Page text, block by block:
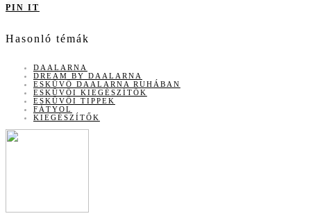
PIN IT
Hasonló témák
DAALARNA
DREAM BY DAALARNA
ESKÜVŐ DAALARNA RUHÁBAN
ESKÜVŐI KIEGÉSZÍTŐK
ESKÜVŐI TIPPEK
FÁTYOL
KIEGÉSZÍTŐK